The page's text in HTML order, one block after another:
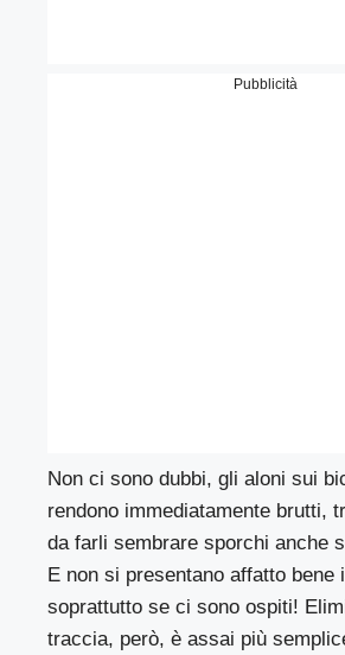
Pubblicità
Non ci sono dubbi, gli aloni sui
rendono immediatamente brutti,
da farli sembrare sporchi anche
E non si presentano affatto bene
soprattutto se ci sono ospiti!
traccia, però, è assai più